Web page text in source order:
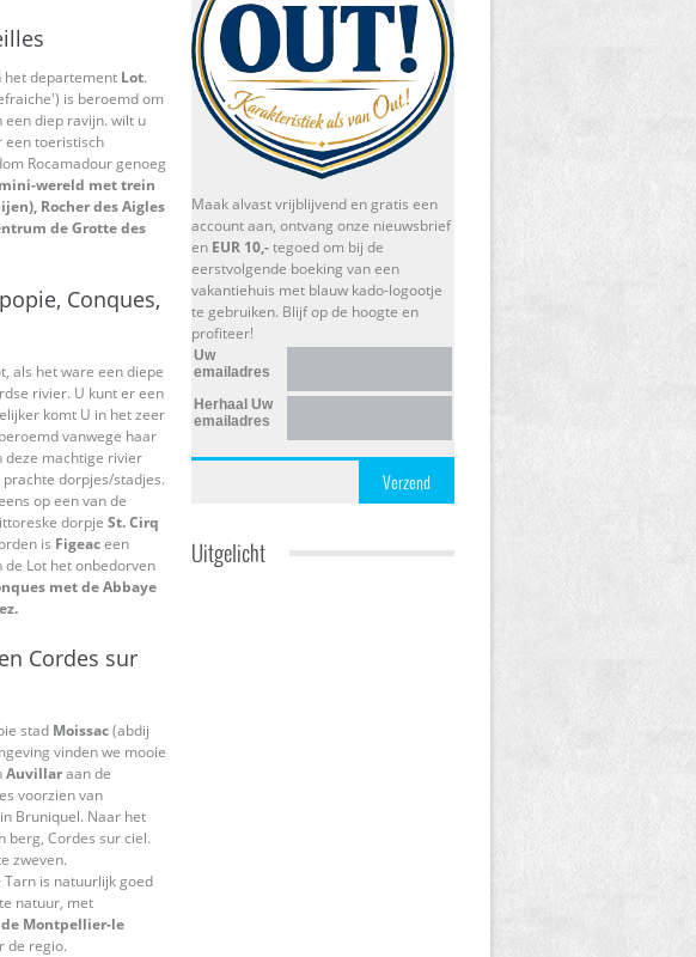
het departement Lot.
is beroemd om
diep ravijn. wilt u
een toeristisch
Rocamadour genoeg
wereld met trein
Rocher des Aigles
de Grotte des
Conques,
als het ware een diepe
rivier. U kunt er een
komt U in het zeer
vanwege haar
deze machtige rivier
dorpjes/stadjes.
op een van de
dorpje St. Cirq
is Figeaceen
Lot het onbedorven
met de Abbaye
Cordes sur
stad Moissac(abdij
vinden we mooie
Auvillaraan de
voorzien van
Bruniquel. Naar het
berg, Cordes sur ciel.
zweven.
Tarn is natuurlijk goed
natuur, met
de Montpellier-le
de regio.
Maak alvast vrijblijvend en gratis een
account aan, ontvang onze nieuwsbrief
en EUR 10,-tegoed om bij de
eerstvolgende boeking van een
vakantiehuis met blauw kado-logootje
te gebruiken. Blijf op de hoogte en
profiteer!
Uw
emailadres
Herhaal Uw
emailadres
Verzend
Uitgelicht